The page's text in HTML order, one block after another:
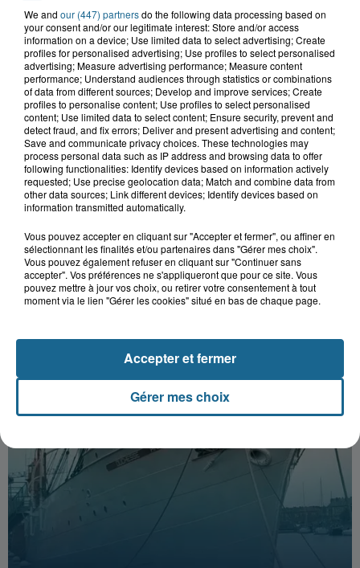
8h29
Un chien sauvé d'une mort certaine
dans une voiture à...
8h00
Les pompiers au secours d'un porc à
Delettes
NOS AUTRES PODCASTS
We and our (447) partnersdo the following data processing based on
your consent and/or our legitimate interest: Store and/or access
information on a device; Use limited data to select advertising; Create
profiles for personalised advertising; Use profiles to select personalised
advertising; Measure advertising performance; Measure content
performance; Understand audiences through statistics or combinations
of data from different sources; Develop and improve services; Create
profiles to personalise content; Use profiles to select personalised
content; Use limited data to select content; Ensure security, prevent and
detect fraud, and fix errors; Deliver and present advertising and content;
Save and communicate privacy choices. These technologies may
process personal data such as IP address and browsing data to offer
following functionalities: Identify devices based on information actively
requested; Use precise geolocation data; Match and combine data from
other data sources; Link different devices; Identify devices based on
information transmitted automatically.
Vous pouvez accepter en cliquant sur "Accepter et fermer", ou affiner en
sélectionnant les finalités et/ou partenaires dans "Gérer mes choix".
Vous pouvez également refuser en cliquant sur "Continuer sans
accepter". Vos préférences ne s'appliqueront que pour ce site. Vous
pouvez mettre à jour vos choix, ou retirer votre consentement à tout
moment via le lien "Gérer les cookies" situé en bas de chaque page.
Gérer mes choix
Accepter et fermer